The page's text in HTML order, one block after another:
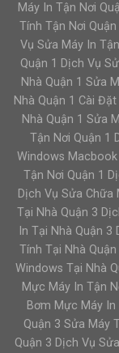
Máy In Tận Nơi
Tính Tận Nơi
Vụ Sửa Máy In
Quận 1 Dịch Vụ
Nhà Quận 1 Sửa
Nhà Quận 1 Cài
Nhà Quận 1 Sửa
Tận Nơi Quận 1
Windows
Tận Nơi Quận 1
Dịch Vụ Sửa Chữa
Tại Nhà Quận 3
In Tại Nhà Quận
Tính Tại Nhà
Windows Tại Nhà
Mực Máy In Tận
Bơm Mực Máy
Quận 3 Sửa Máy
Quận 3 Dịch Vụ